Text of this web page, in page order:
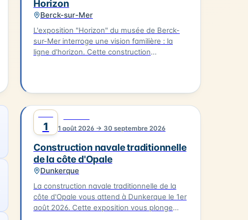
Horizon
Berck-sur-Mer
L'exposition "Horizon" du musée de Berck-
sur-Mer interroge une vision familière : la
ligne d'horizon. Cette construction
vers quoi nous tendons. L'exposition
rassemble les peintres de l'Ecole de Berck
dans un accrochage où les horizons alignés
proposent une promenade imaginaire le long
crépuscule à l'aube. L'exposition "Horizon"
aura lieu au musée de Berck-sur-Mer le
01/08/2026.
1 1 août 2026 → 30 septembre 2026
Construction navale traditionnelle
de la côte d'Opale
Dunkerque
La construction navale traditionnelle de la
côte d'Opale vous attend à Dunkerque le 1er
août 2026. Cette exposition vous plonge